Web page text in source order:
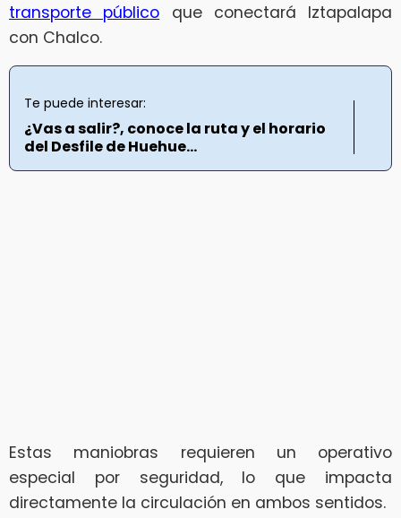
transporte público que conectará Iztapalapa
con Chalco.
Te puede interesar:
¿Vas a salir?, conoce la ruta y el horario
del Desfile de Huehue...
Estas maniobras requieren un operativo
especial por seguridad, lo que impacta
directamente la circulación en ambos sentidos.